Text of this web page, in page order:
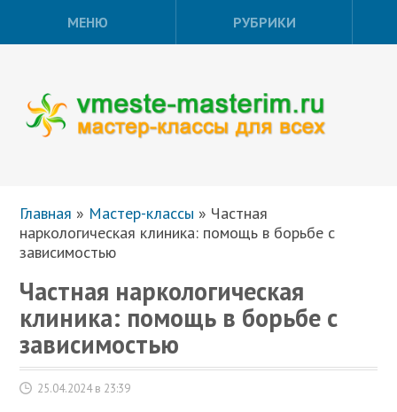
МЕНЮ РУБРИКИ
Главная » Мастер-классы » Частная
наркологическая клиника: помощь в борьбе с
зависимостью
Частная наркологическая
клиника: помощь в борьбе с
зависимостью
25.04.2024 в 23:39